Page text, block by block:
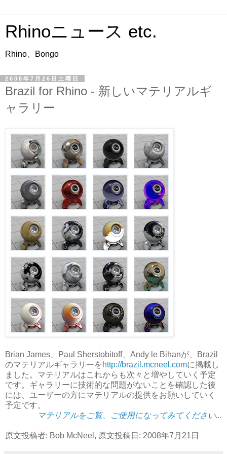
Rhinoニュース etc.
Rhino、Bongo
2008年7月26日土曜日
Brazil for Rhino - 新しいマテリアルギ
ャラリー
Brian James、Paul Sherstobitoff、Andy le Bihanが、Brazil
のマテリアルギャラリーを http://brazil.mcneel.comに掲載し
ました。マテリアルはこれからも次々と増やしていく予定
です。ギャラリーに技術的な問題がないことを確認した後
には、ユーザーの方にマテリアルの提供をお願いしていく
予定です。
マテリアルをご覧、ご使用になってみてください...
原文投稿者: Bob McNeel, 原文投稿日: 2008年7月21日